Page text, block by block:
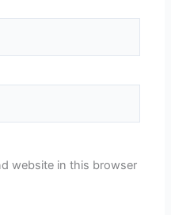
website in this browser